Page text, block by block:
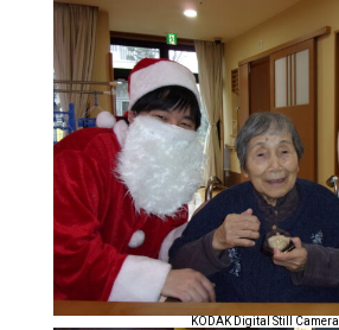
KODAK Digital Still Camera